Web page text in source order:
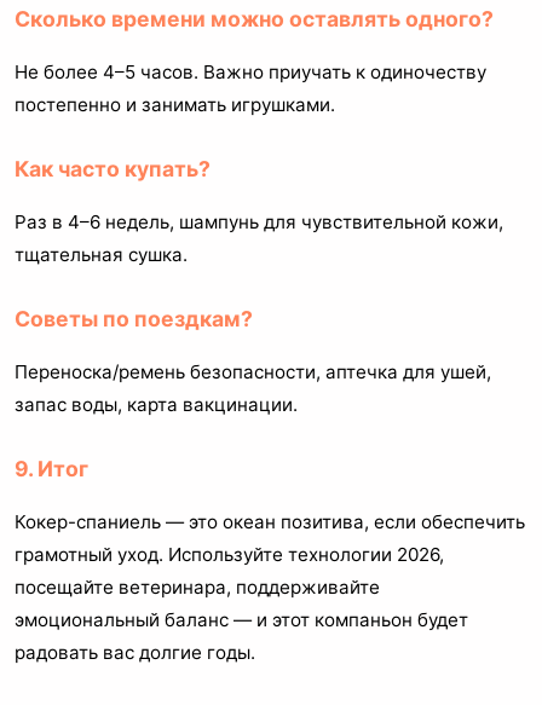
Сколько времени можно оставлять одного?
Не более 4–5 часов. Важно приучать к одиночеству
постепенно и занимать игрушками.
Как часто купать?
Раз в 4–6 недель, шампунь для чувствительной кожи,
тщательная сушка.
Советы по поездкам?
Переноска/ремень безопасности, аптечка для ушей,
запас воды, карта вакцинации.
9. Итог
Кокер-спаниель — это океан позитива, если обеспечить
грамотный уход. Используйте технологии 2026,
посещайте ветеринара, поддерживайте
эмоциональный баланс — и этот компаньон будет
радовать вас долгие годы.